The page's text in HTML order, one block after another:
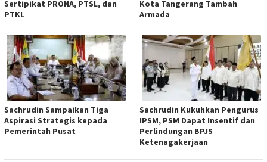
Sertipikat PRONA, PTSL, dan
PTKL
Kota Tangerang Tambah
Armada
Sachrudin Sampaikan Tiga
Aspirasi Strategis kepada
Pemerintah Pusat
Sachrudin Kukuhkan Pengurus
IPSM, PSM Dapat Insentif dan
Perlindungan BPJS
Ketenagakerjaan